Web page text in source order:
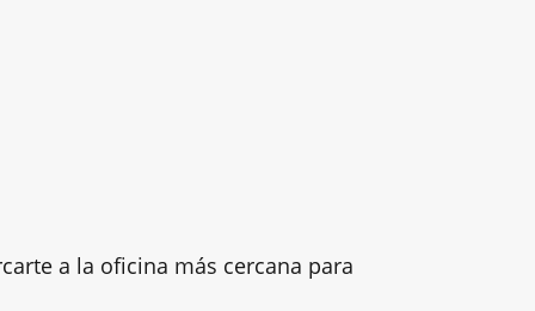
a la oficina más cercana para